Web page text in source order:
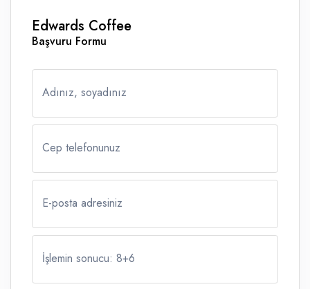
Edwards Coffee
Başvuru Formu
Adınız, soyadınız
Cep telefonunuz
E-posta adresiniz
İşlemin sonucu: 8+6